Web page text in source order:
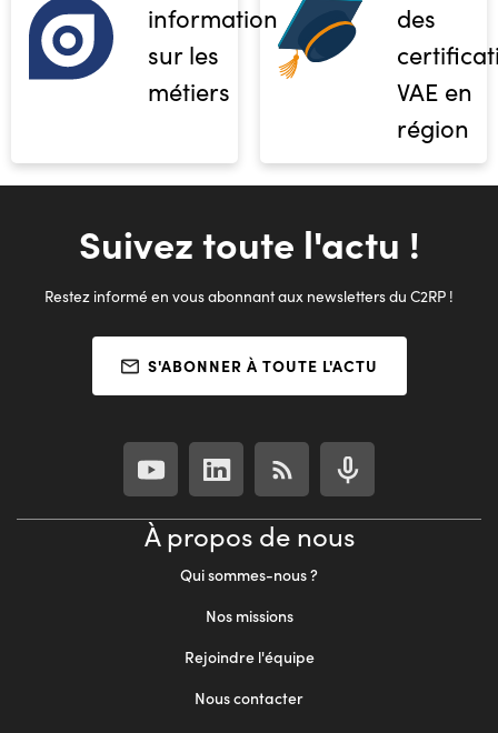
informations
sur les
métiers
des
VAE en
région
Suivez toute l'actu !
Restez informé en vous abonnant aux newsletters du C2RP !
S'ABONNER À TOUTE L'ACTU
À propos de nous
Qui sommes-nous ?
Nos missions
Rejoindre l'équipe
Nous contacter